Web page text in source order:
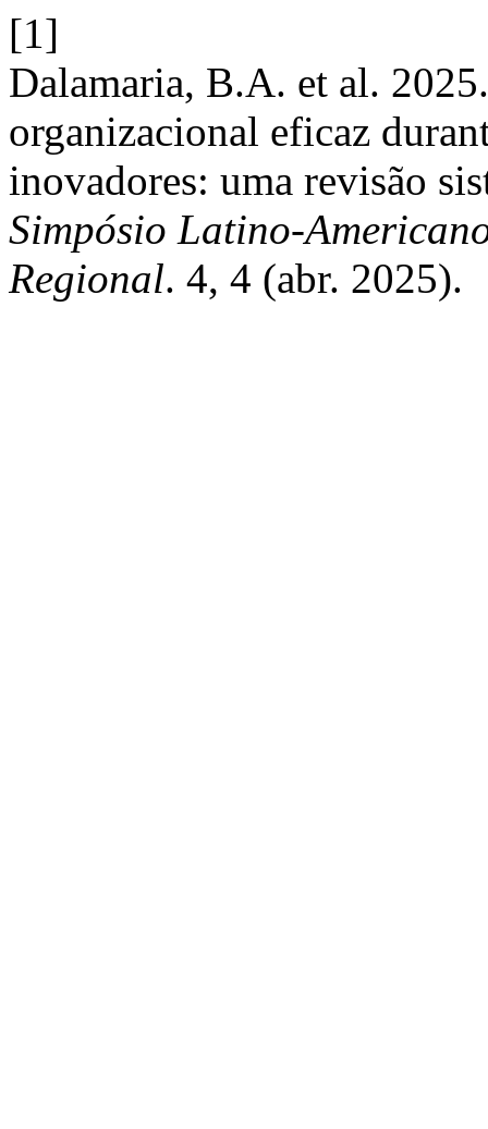
[1]
Dalamaria, B.A. et al.
organizacional eficaz
inovadores: uma revisão
Simpósio Latino-
Regional. 4, 4 (abr. 2025).